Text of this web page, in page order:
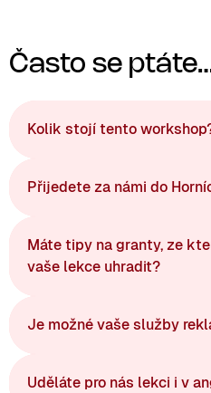
Často se
Kolik stojí tento
Přijedete za námi do
Máte tipy na granty, ze
vaše lekce uhradit?
Je možné vaše služby
Uděláte pro nás lekci i v